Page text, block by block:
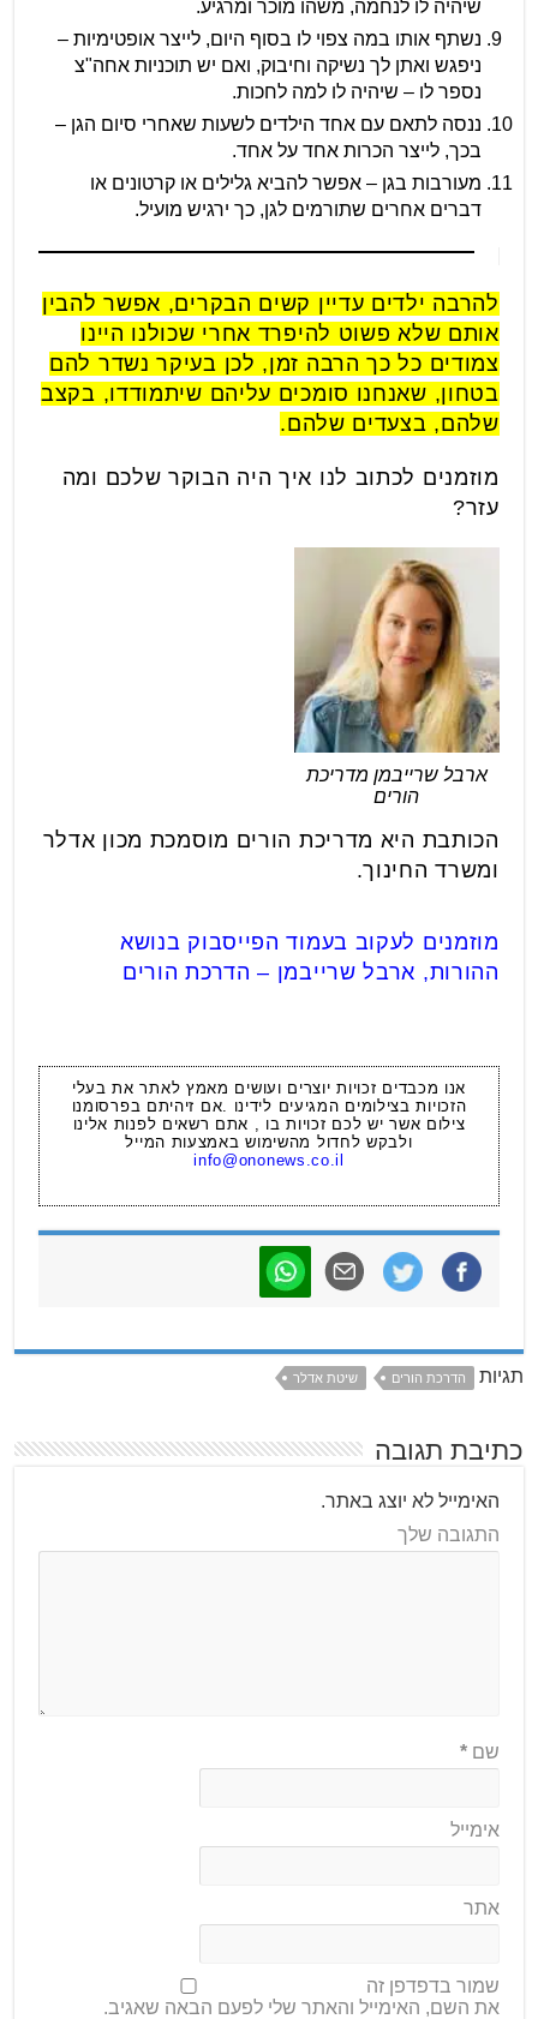
שיהיה לו לנחמה, משהו מוכר ומרגיע.
נשתף אותו במה צפוי לו בסוף היום, לייצר אופטימיות –
ניפגש ואתן לך נשיקה וחיבוק, ואם יש תוכניות אחה"צ
נספר לו – שיהיה לו למה לחכות.
ננסה לתאם עם אחד הילדים לשעות שאחרי סיום הגן –
בכך, לייצר הכרות אחד על אחד.
מעורבות בגן – אפשר להביא גלילים או קרטונים או
דברים אחרים שתורמים לגן, כך ירגיש מועיל.
להרבה ילדים עדיין קשים הבקרים, אפשר להבין
אותם שלא פשוט להיפרד אחרי שכולנו היינו
צמודים כל כך הרבה זמן, לכן בעיקר נשדר להם
בטחון, שאנחנו סומכים עליהם שיתמודדו, בקצב
שלהם, בצעדים שלהם.
מוזמנים לכתוב לנו איך היה הבוקר שלכם ומה
עזר?
ארבל שרייבמן מדריכת
הורים
הכותבת היא מדריכת הורים מוסמכת מכון אדלר
ומשרד החינוך.
מוזמנים לעקוב בעמוד הפייסבוק בנושא
ההורות, ארבל שרייבמן – הדרכת הורים
אנו מכבדים זכויות יוצרים ועושים מאמץ לאתר את בעלי
הזכויות בצילומים המגיעים לידינו .אם זיהיתם בפרסומנו
צילום אשר יש לכם זכויות בו , אתם רשאים לפנות אלינו
ולבקש לחדול מהשימוש באמצעות המייל
info@ononews.co.il
תגיות הדרכת הורים שיטת אדלר
כתיבת תגובה
האימייל לא יוצג באתר.
התגובה שלך
שם*
אימייל
אתר
שמור בדפדפן זה
את השם, האימייל והאתר שלי לפעם הבאה שאגיב.